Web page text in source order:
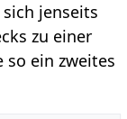
jenseits
zu einer
so ein zweites